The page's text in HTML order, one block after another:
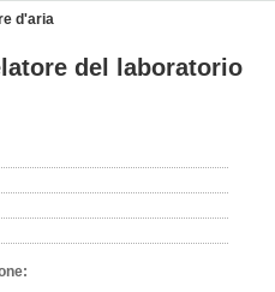
d'aria
del laboratorio